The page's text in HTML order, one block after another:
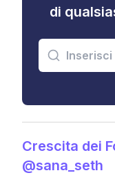
di
Crescita dei
@sana_seth